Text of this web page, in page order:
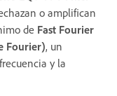
o amplifican
de Fast Fourier
Fourier), un
y la